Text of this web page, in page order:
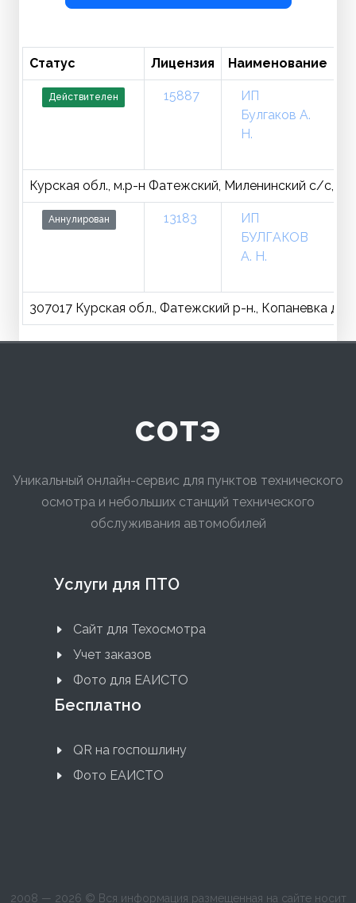
Статус Лицензия Наименование
Действителен 15887
ИП
Булгаков А.
Н.
Курская обл., м.р-н Фатежский, Миленинский с/с, д.
Аннулирован 13183
ИП
БУЛГАКОВ
А. Н.
307017 Курская обл., Фатежский р-н., Копаневка д.,
сотэ
Уникальный онлайн-сервис для пунктов технического
осмотра и небольших станций технического
обслуживания автомобилей
Услуги для ПТО
Сайт для Техосмотра
Учет заказов
Фото для ЕАИСТО
Бесплатно
QR на госпошлину
Фото ЕАИСТО
2008 — 2026 © Вся информация размещенная на сайте носит